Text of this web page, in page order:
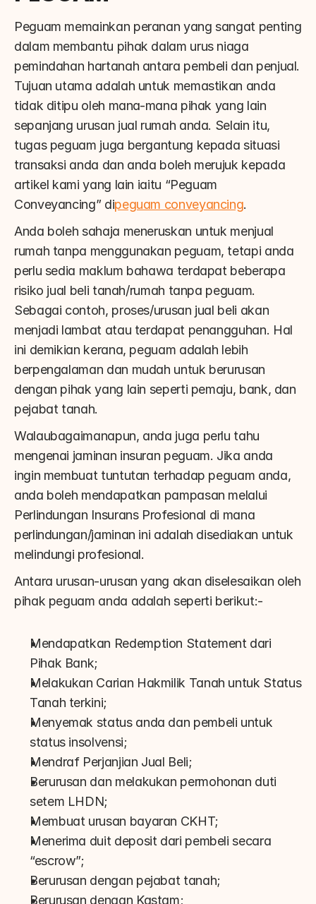
Peguam memainkan peranan yang sangat penting
dalam membantu pihak dalam urus niaga
pemindahan hartanah antara pembeli dan penjual.
Tujuan utama adalah untuk memastikan anda
tidak ditipu oleh mana-mana pihak yang lain
sepanjang urusan jual rumah anda. Selain itu,
tugas peguam juga bergantung kepada situasi
transaksi anda dan anda boleh merujuk kepada
artikel kami yang lain iaitu “Peguam
Conveyancing” dipeguam conveyancing.
Anda boleh sahaja meneruskan untuk menjual
rumah tanpa menggunakan peguam, tetapi anda
perlu sedia maklum bahawa terdapat beberapa
risiko jual beli tanah/rumah tanpa peguam.
Sebagai contoh, proses/urusan jual beli akan
menjadi lambat atau terdapat penangguhan. Hal
ini demikian kerana, peguam adalah lebih
berpengalaman dan mudah untuk berurusan
dengan pihak yang lain seperti pemaju, bank, dan
pejabat tanah.
Walaubagaimanapun, anda juga perlu tahu
mengenai jaminan insuran peguam. Jika anda
ingin membuat tuntutan terhadap peguam anda,
anda boleh mendapatkan pampasan melalui
Perlindungan Insurans Profesional di mana
perlindungan/jaminan ini adalah disediakan untuk
melindungi profesional.
Antara urusan-urusan yang akan diselesaikan oleh
pihak peguam anda adalah seperti berikut:-
Mendapatkan Redemption Statement dari
Pihak Bank;
Melakukan Carian Hakmilik Tanah untuk Status
Tanah terkini;
Menyemak status anda dan pembeli untuk
status insolvensi;
Mendraf Perjanjian Jual Beli;
Berurusan dan melakukan permohonan duti
setem LHDN;
Membuat urusan bayaran CKHT;
Menerima duit deposit dari pembeli secara
“escrow”;
Berurusan dengan pejabat tanah;
Berurusan dengan Kastam;